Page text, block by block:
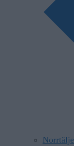
Norrtälje